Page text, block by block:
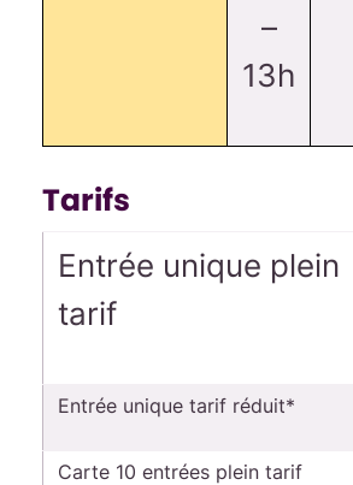
–
13h
Tarifs
Entrée unique plein
tarif
Entrée unique tarif réduit*
Carte 10 entrées plein tarif